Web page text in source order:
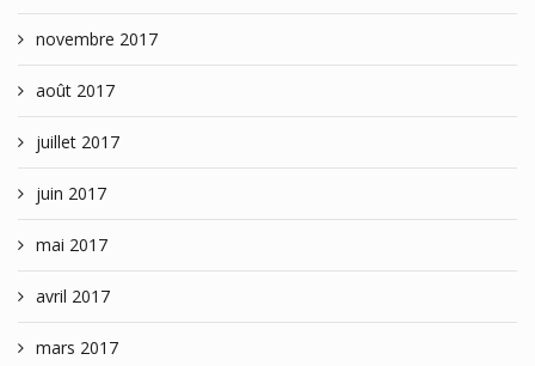
novembre 2017
août 2017
juillet 2017
juin 2017
mai 2017
avril 2017
mars 2017